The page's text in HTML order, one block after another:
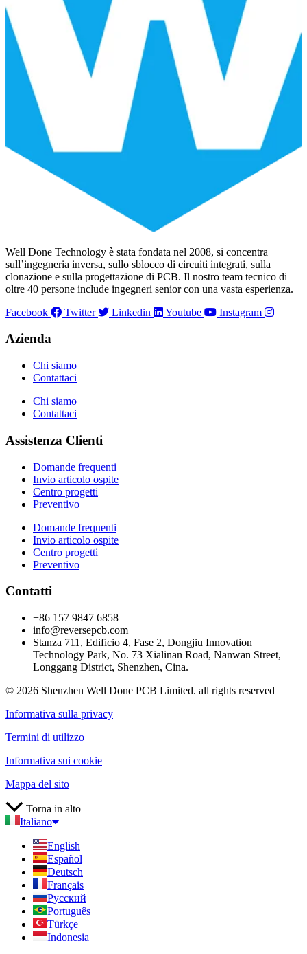
Well Done Technology è stata fondata nel 2008, si concentra
sull’ingegneria inversa, sullo sblocco di circuiti integrati, sulla
clonazione e sulla progettazione di PCB. Il nostro team tecnico di
oltre 40 persone include ingegneri senior con una vasta esperienza.
Facebook
Twitter Linkedin Youtube Instagram
Azienda
Chi siamo
Contattaci
Chi siamo
Contattaci
Assistenza Clienti
Domande frequenti
Invio articolo ospite
Centro progetti
Preventivo
Domande frequenti
Invio articolo ospite
Centro progetti
Preventivo
Contatti
+86 157 9847 6858
info@reversepcb.com
Stanza 711, Edificio 4, Fase 2, Dongjiu Innovation
Technology Park, No. 73 Xialinan Road, Nanwan Street,
Longgang District, Shenzhen, Cina.
© 2026 Shenzhen Well Done PCB Limited. all rights reserved
Informativa sulla privacy
Termini di utilizzo
Informativa sui cookie
Mappa del sito
Torna in alto
Italiano
English
Español
Deutsch
Français
Русский
Português
Türkçe
Indonesia